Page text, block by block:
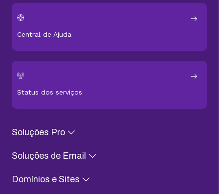
Central de Ajuda
Status dos serviços
Soluções Pro
Soluções de Email
Domínios e Sites